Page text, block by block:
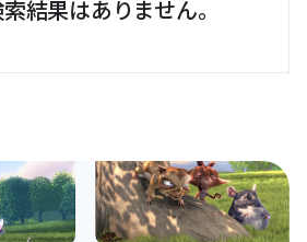
結果はありません。